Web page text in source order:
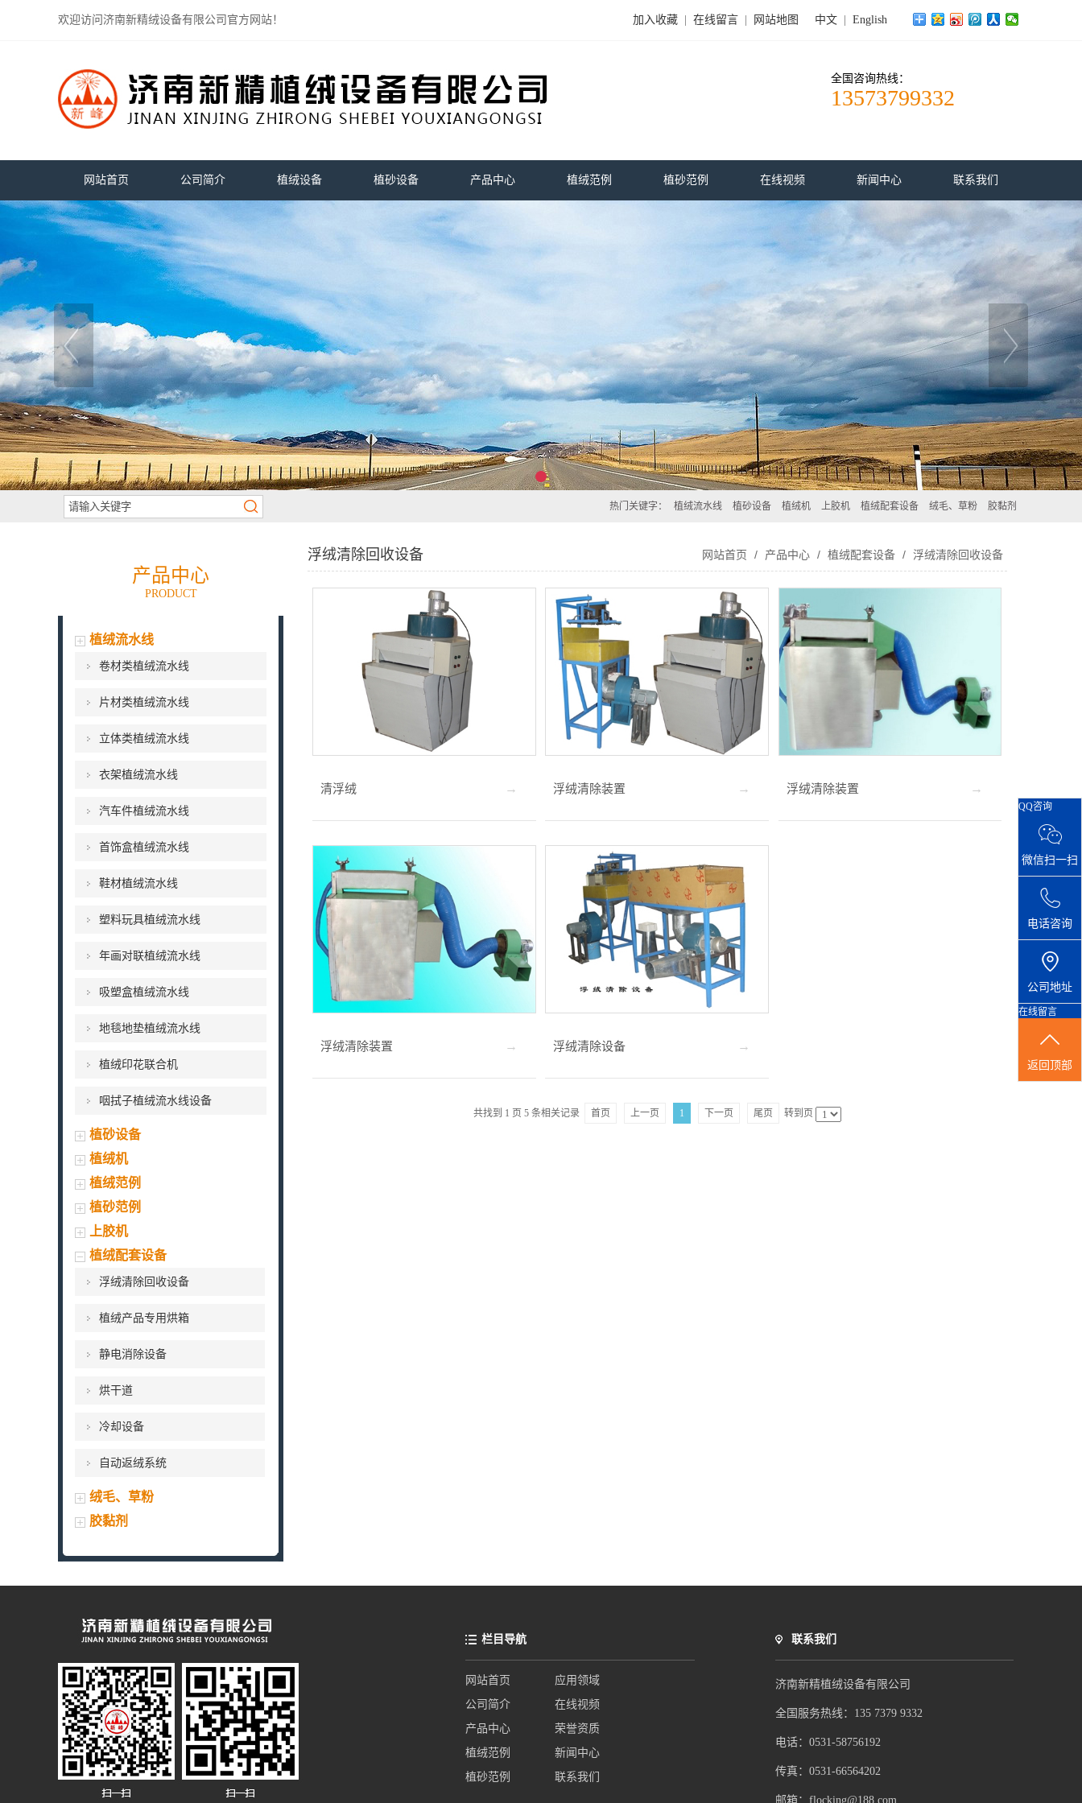
欢迎访问济南新精绒设备有限公司官方网站！ 加入收藏 在线留言 网站地图 中文 English
全国咨询热线：
13573799332
网站首页 公司简介 植绒设备 植砂设备 产品中心 植绒范例 植砂范例 在线视频 新闻中心 联系我们
热门关键字： 植绒流水线 植砂设备 植绒机 上胶机 植绒配套设备 绒毛、草粉 胶黏剂
产品中心
PRODUCT
植绒流水线
卷材类植绒流水线
片材类植绒流水线
立体类植绒流水线
衣架植绒流水线
汽车件植绒流水线
首饰盒植绒流水线
鞋材植绒流水线
塑料玩具植绒流水线
年画对联植绒流水线
吸塑盒植绒流水线
地毯地垫植绒流水线
植绒印花联合机
咽拭子植绒流水线设备
植砂设备
植绒机
植绒范例
植砂范例
上胶机
植绒配套设备
浮绒清除回收设备
植绒产品专用烘箱
静电消除设备
烘干道
冷却设备
自动返绒系统
绒毛、草粉
胶黏剂
浮绒清除回收设备 网站首页 / 产品中心 / 植绒配套设备 / 浮绒清除回收设备
清浮绒 浮绒清除装置 浮绒清除装置
浮绒清除装置 浮绒清除设备
共找到 1 页 5 条相关记录 首页 上一页 1 下一页 尾页 转到页
栏目导航
网站首页
应用领域
公司简介
在线视频
产品中心
荣誉资质
植绒范例
新闻中心
植砂范例
联系我们
联系我们
济南新精植绒设备有限公司
全国服务热线：135 7379 9332
电话：0531-58756192
传真：0531-66564202
邮箱： flocking@188.com
QQ咨询
微信扫一扫
电话咨询
公司地址
在线留言
返回顶部